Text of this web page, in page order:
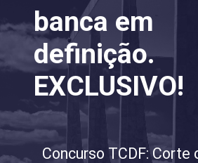
banca em
definição.
EXCLUSIVO!
Concurso TCDF: Corte